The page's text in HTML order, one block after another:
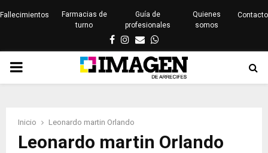
Fallecimientos
Farmacias de
turno
Guía de
profesionales
Quienes
somos
Contacto
Facebook
Instagram
EmailWhatsapp
PRIMARY
Inicio Leonardo martin Orlando
Leonardo martin Orlando